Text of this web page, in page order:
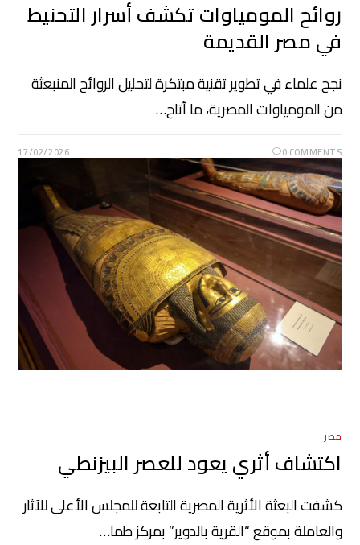
روائح المومياوات تكشف أسرار التحنيط
في مصر القديمة
نجح علماء في تطوير تقنية مبتكرة لتحليل الروائح المنبعثة
من المومياوات المصرية، ما أتاح…
0 COMMENTS
17/02/2026
مصر
اكتشاف أثري يعود للعصر البيزنطي
كشفت البعثة الأثرية المصرية التابعة للمجلس الأعلى للآثار
والعاملة بموقع “القرية بالدوير” بمركز طما…